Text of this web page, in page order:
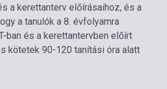
a kerettanterv előírásaihoz, és a
a tanulók a 8. évfolyamra
ban és a kerettantervben előírt
kötetek 90-120 tanítási óra alatt